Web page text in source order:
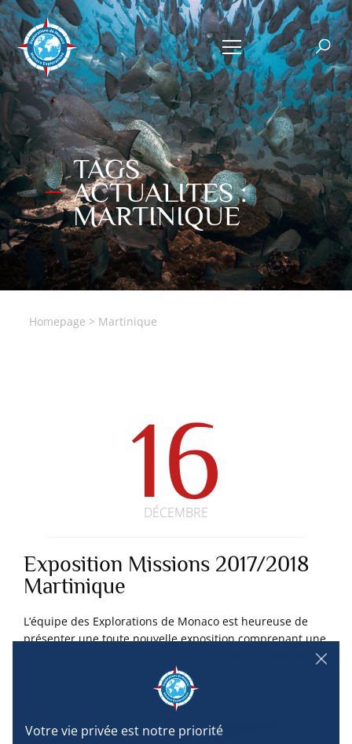
TAGS
ACTUALITES :
MARTINIQUE
Homepage > Martinique
16
DÉCEMBRE
Exposition Missions 2017/2018
Martinique
L’équipe des Explorations de Monaco est heureuse de
présenter une toute nouvelle exposition comprenant une
vingtaine de panneaux dont de très belles photographies
de tortues marines dans la grande Salle de conférences
du Musée océanographique de Monaco.